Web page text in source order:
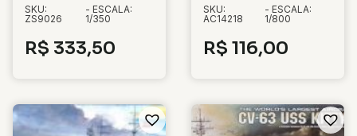
SKU:
ZS9026
- ESCALA:
1/350
R$ 333,50
SKU:
AC14218
- ESCALA:
1/800
R$ 116,00